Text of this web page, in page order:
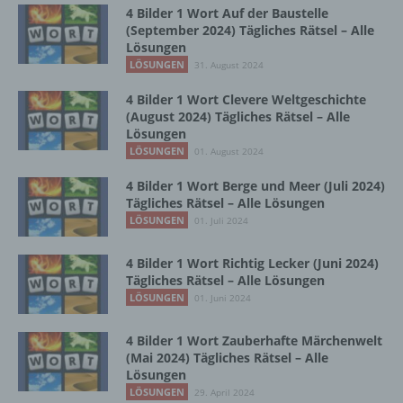
4 Bilder 1 Wort Auf der Baustelle
(September 2024) Tägliches Rätsel – Alle
Lösungen
LÖSUNGEN 31. August 2024
4 Bilder 1 Wort Clevere Weltgeschichte
(August 2024) Tägliches Rätsel – Alle
Lösungen
LÖSUNGEN 01. August 2024
4 Bilder 1 Wort Berge und Meer (Juli 2024)
Tägliches Rätsel – Alle Lösungen
LÖSUNGEN 01. Juli 2024
4 Bilder 1 Wort Richtig Lecker (Juni 2024)
Tägliches Rätsel – Alle Lösungen
LÖSUNGEN 01. Juni 2024
4 Bilder 1 Wort Zauberhafte Märchenwelt
(Mai 2024) Tägliches Rätsel – Alle
Lösungen
LÖSUNGEN 29. April 2024
Betroffene Person ist jede identifizierte oder
identifizierbare natürliche Person, deren
personenbezogene Daten von dem für die
Verarbeitung Verantwortlichen verarbeitet
werden.
Verarbeitung ist jeder mit oder ohne Hilfe
automatisierter Verfahren ausgeführte
Zusammenhang mit personenbezogenen
Daten wie das Erheben, das Erfassen, die
Organisation, das Ordnen, die Speicherung,
Auslesen, das Abfragen, die Verwendung,
die Offenlegung durch Übermittlung,
Verbreitung oder eine andere Form der
Bereitstellung, den Abgleich oder die